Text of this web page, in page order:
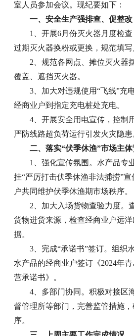
室人员参加会议。现纪要如下：
一、安全生产强排查、促整改
1、开展6月份灭火器月度检
过期灭火器换粉或更换，规范填写
2、规范各网点、摊位灭火器
覆盖、遮挡灭火器。
3、加大对违规使用“飞线”充
经商业户到指定充电桩处充电。
4、开展安全用电宣传，控制
严防线路超负荷运行引发火灾隐患
二、落实“伏季休渔”市场主
1、强化宣传氛围。水产品专
挂“严厉打击伏季休渔非法捕捞”
户共同维护伏季休渔期市场秩序。
2、加大入场货物查验力度。
货物进货来源，检查经商业户远
据。
3、完成“承诺书”签订。组织
水产品的经商业户签订《2024年
营承诺书》。
4、多部门协同。积极对接区
督管理所等部门，完善监管措施
序。